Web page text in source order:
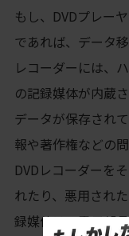
もし、DVDプレー
であれば、データ
レコーダーには、
の記録媒体が内蔵
データが保存され
報や著作権などの
DVDレコーダーを
れたり、悪用され
録媒体は、電子部